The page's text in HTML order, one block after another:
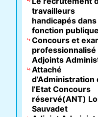
travailleurs
handicapés dans
fonction publique
Concours et
professionnalisé
Adjoints
Attaché
d’Administration
l’Etat Concours
réservé(ANT)
Sauvadet